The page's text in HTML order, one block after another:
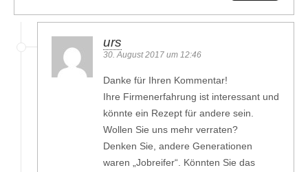
urs
30. August 2017 um 12:46
Danke für Ihren Kommentar!
Ihre Firmenerfahrung ist interessant und
könnte ein Rezept für andere sein.
Wollen Sie uns mehr verraten?
Denken Sie, andere Generationen
waren „Jobreifer“. Könnten Sie das